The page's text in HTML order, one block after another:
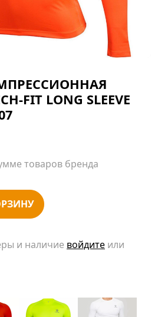
FIT LONG SLEEVE
товаров бренда
и наличие войдите или